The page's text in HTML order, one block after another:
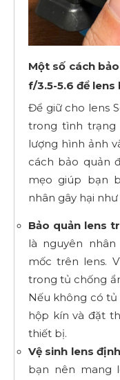
Một số cách
f/3.5-5.6 để lens
Để giữ cho lens
trong tình trạng
lượng hình ảnh
cách bảo quản
mẹo giúp bạn
nhân gây hại
Bảo quản lens
là nguyên
mốc trên lens.
trong tủ chống
Nếu không có
hộp kín và đặt
thiết bị.
Vệ sinh lens
bạn nên mang